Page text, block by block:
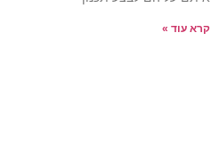
קרא עוד »